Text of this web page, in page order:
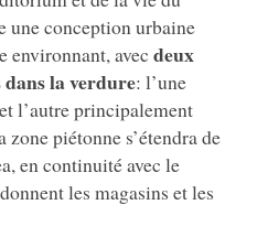
une conception urbaine
environnant, avec deux
dans la verdure: l’une
l’autre principalement
piétonne s’étendra de
en continuité avec le
les magasins et les